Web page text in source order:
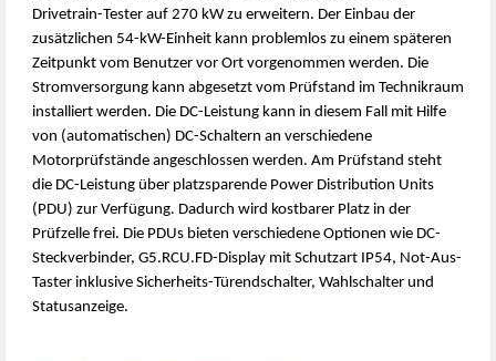
Drivetrain-Tester auf 270 kW zu erweitern. Der Einbau der
zusätzlichen 54-kW-Einheit kann problemlos zu einem späteren
Zeitpunkt vom Benutzer vor Ort vorgenommen werden. Die
Stromversorgung kann abgesetzt vom Prüfstand im Technikraum
installiert werden. Die DC-Leistung kann in diesem Fall mit Hilfe
von (automatischen) DC-Schaltern an verschiedene
Motorprüfstände angeschlossen werden. Am Prüfstand steht
die DC-Leistung über platzsparende Power Distribution Units
(PDU) zur Verfügung. Dadurch wird kostbarer Platz in der
Prüfzelle frei. Die PDUs bieten verschiedene Optionen wie DC-
Steckverbinder, G5.RCU.FD-Display mit Schutzart IP54, Not-Aus-
Taster inklusive Sicherheits-Türendschalter, Wahlschalter und
Statusanzeige.